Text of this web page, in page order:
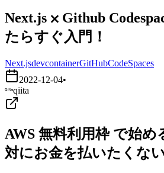
Next.js ⨉ Github
たらすぐ入門！
Next.jsdevcontainerGitHubCodeSpaces
2022-12-04•
qiita
AWS 無料利用枠 で始め
対にお金を払いたくない